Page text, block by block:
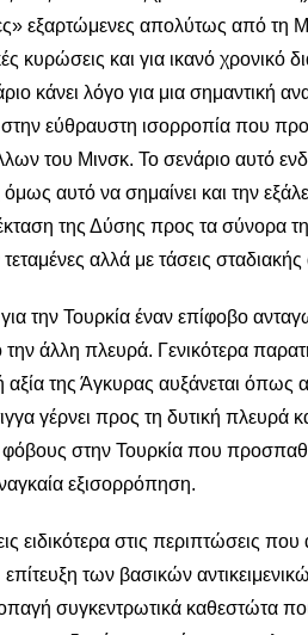
εξαρτώμενες απολύτως από τη
κυρώσεις και για ικανό χρονικό
κάνει λόγο για μια σημαντική
στην εύθραυστη ισορροπία που
του Μινσκ. Το σενάριο αυτό
αυτό να σημαίνει και την
της Δύσης προς τα σύνορα
αλλά με τάσεις
την Τουρκία έναν επίφοβο
άλλη πλευρά. Γενικότερα
της Άγκυρας αυξάνεται όπως
γέρνει προς τη δυτική πλευρά
φόβους στην Τουρκία που
εξισορρόπηση.
ειδικότερα στις περιπτώσεις που
των βασικών
συγκεντρωτικά καθεστώτα